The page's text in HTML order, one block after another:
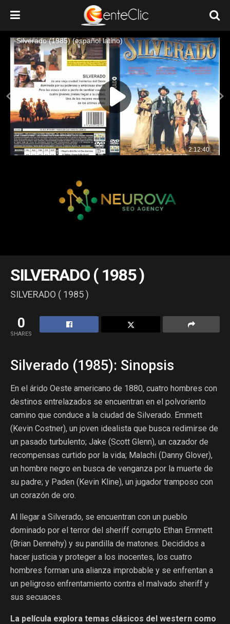
SILVERADO ( 1985 )
SILVERADO ( 1985 )
0
SHARES
Silverado (1985): Sinopsis
En el árido Oeste americano de 1880, cuatro hombres con
destinos entrelazados se encuentran en el polvoriento
camino que conduce a la ciudad de Silverado. Emmett
(Kevin Costner), un joven idealista que busca redimirse de
un pasado turbulento; Jake (Scott Glenn), un cazador de
recompensas curtido por la vida; Malachi (Danny Glover),
un hombre negro en busca de venganza por la muerte de
su padre; y Paden (Kevin Kline), un jugador tramposo con
un corazón de oro.
Al llegar a Silverado, se encuentran con un pueblo
dominado por el terror del sheriff corrupto Ethan Emmett
(Brian Dennehy) y su pandilla de matones. Decididos a
hacer justicia y proteger a los inocentes, los cuatro
hombres forman una alianza improbable y se enfrentan a
un peligroso enfrentamiento contra el malvado sheriff y
sus secuaces.
La película explora temas clásicos del western como